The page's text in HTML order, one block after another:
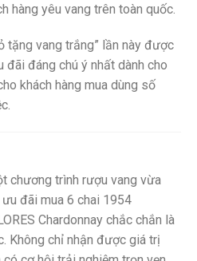
hàng yêu vang trên toàn quốc.
tặng vang trắng” lần này được
đáng chú ý nhất dành cho
khách hàng mua dùng số
chương trình rượu vang vừa
đãi mua 6 chai 1954
Chardonnay chắc chắn là
Không chỉ nhận được giá trị